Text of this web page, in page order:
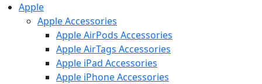
Apple
Apple Accessories
Apple AirPods Accessories
Apple AirTags Accessories
Apple iPad Accessories
Apple iPhone Accessories